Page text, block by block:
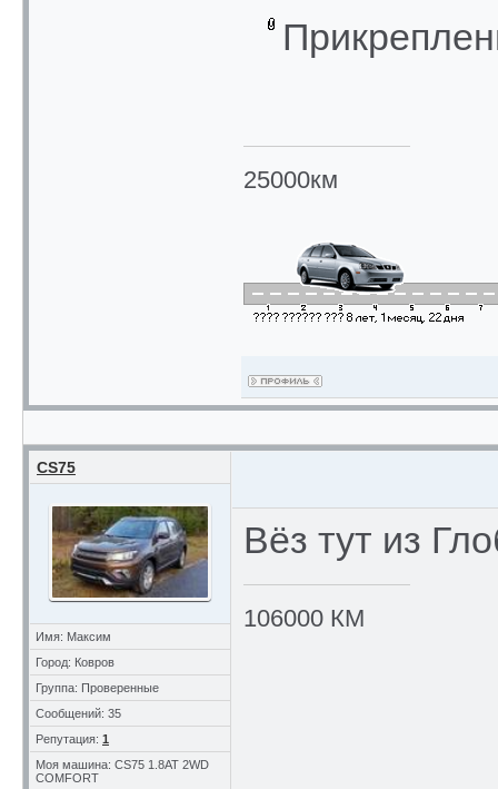
25000км
CS75
Имя: Максим
Город: Ковров
Группа: Проверенные
Сообщений: 35
Репутация: 1
Моя машина: CS75 1.8AT 2WD
COMFORT
Вёз тут из
106000 КМ